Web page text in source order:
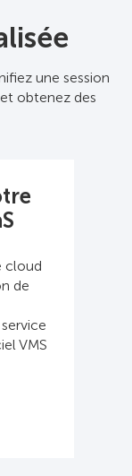
une session
obtenez des
cloud
de
VMS